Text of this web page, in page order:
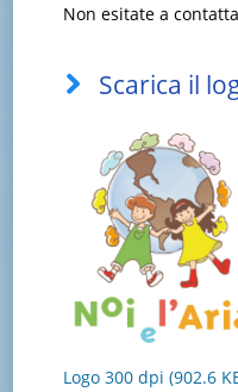
Non esitate a
Scarica il
Logo 300 dpi(902.6